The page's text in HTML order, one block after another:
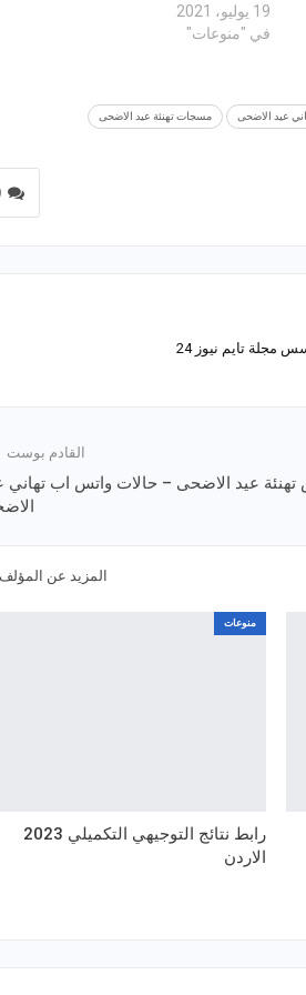
19 يوليو، 2021
في "منوعات"
عيد الاضحى مسجات تهنئة عيد الاضحى
مجلة تايم نيوز 24
القادم بوست
تهنئة عيد الاضحى – حالات واتس اب تهاني
المزيد عن المؤلف
منوعات
رابط نتائج التوجيهي التكميلي 2023
الاردن